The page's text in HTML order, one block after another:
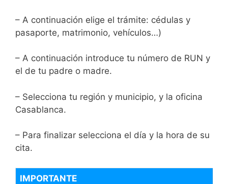
– A continuación elige el trámite: cédulas y
pasaporte, matrimonio, vehículos…)
– A continuación introduce tu número de RUN y
el de tu padre o madre.
– Selecciona tu región y municipio, y la oficina
Casablanca.
– Para finalizar selecciona el día y la hora de su
cita.
IMPORTANTE